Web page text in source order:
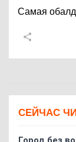
Самая
СЕЙЧАС